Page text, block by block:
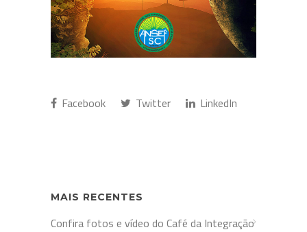
Facebook Twitter LinkedIn
MAIS RECENTES
Confira fotos e vídeo do Café da Integração